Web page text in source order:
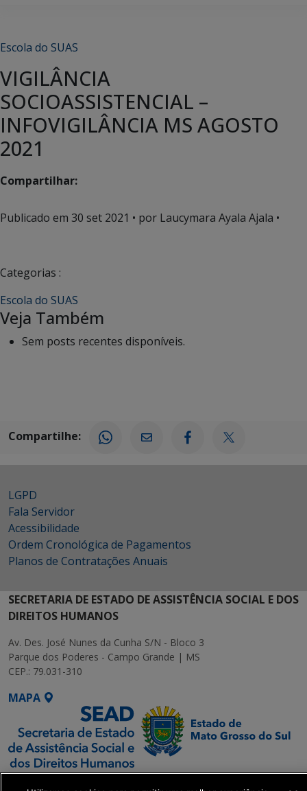
Escola do SUAS
VIGILÂNCIA
SOCIOASSISTENCIAL –
INFOVIGILÂNCIA MS AGOSTO
2021
Compartilhar:
Publicado em 30 set 2021 • por Laucymara Ayala Ajala •
Categorias :
Escola do SUAS
Veja Também
Sem posts recentes disponíveis.
Compartilhe:
LGPD
Fala Servidor
Acessibilidade
Ordem Cronológica de Pagamentos
Planos de Contratações Anuais
SECRETARIA DE ESTADO DE ASSISTÊNCIA SOCIAL E DOS
DIREITOS HUMANOS
Av. Des. José Nunes da Cunha S/N - Bloco 3
Parque dos Poderes - Campo Grande | MS
CEP.: 79.031-310
MAPA